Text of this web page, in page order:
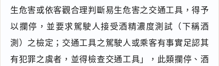
生危害或依客觀合理判斷易生危害之交通工具，得予
以攔停，並要求駕駛人接受酒精濃度測試（下稱酒
測）之檢定；交通工具之駕駛人或乘客有事實足認其
有犯罪之虞者，並得檢查交通工具」，此類攔停、酒